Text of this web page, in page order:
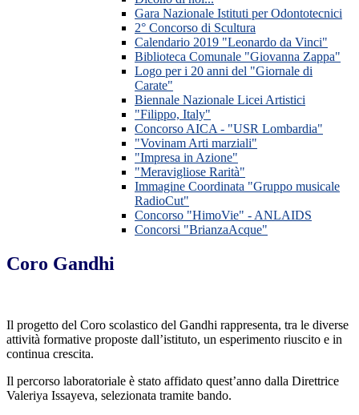
Gara Nazionale Istituti per Odontotecnici
2° Concorso di Scultura
Calendario 2019 "Leonardo da Vinci"
Biblioteca Comunale "Giovanna Zappa"
Logo per i 20 anni del "Giornale di
Carate"
Biennale Nazionale Licei Artistici
"Filippo, Italy"
Concorso AICA - "USR Lombardia"
"Vovinam Arti marziali"
"Impresa in Azione"
"Meravigliose Rarità"
Immagine Coordinata "Gruppo musicale
RadioCut"
Concorso "HimoVie" - ANLAIDS
Concorsi "BrianzaAcque"
Coro Gandhi
Il progetto del Coro scolastico del Gandhi rappresenta, tra le diverse
attività formative proposte dall’istituto, un esperimento riuscito e in
continua crescita.
Il percorso laboratoriale è stato affidato quest’anno dalla Direttrice
Valeriya Issayeva, selezionata tramite bando.